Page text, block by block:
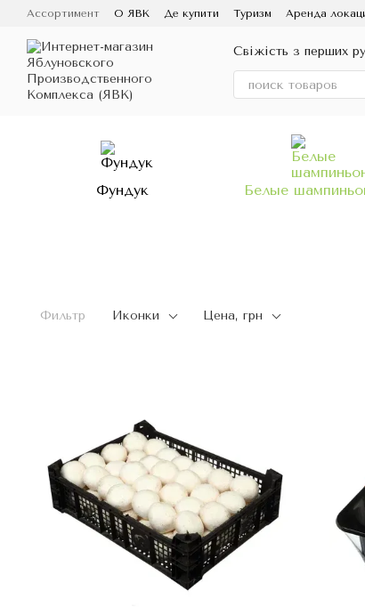
Перейти к основному контенту
Ассортимент О ЯВК Де купити Туризм Аренда
Свіжість з перших
Фундук Белые
Фильтр Иконки Цена, грн